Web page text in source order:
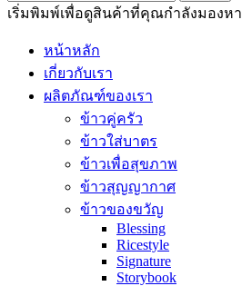
เริ่มพิมพ์เพื่อดูสินค้าที่คุณกำลังมองหา
หน้าหลัก
เกี่ยวกับเรา
ผลิตภัณฑ์ของเรา
ข้าวคู่ครัว
ข้าวใส่บาตร
ข้าวเพื่อสุขภาพ
ข้าวสุญญากาศ
ข้าวของขวัญ
Blessing
Ricestyle
Signature
Storybook